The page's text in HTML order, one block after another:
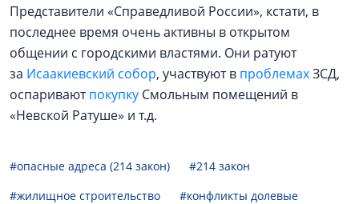
Представители «Справедливой России», кстати, в
последнее время очень активны в открытом
общении с городскими властями. Они ратуют
за Исаакиевский собор, участвуют в проблемахЗСД,
оспариваютпокупку Смольным помещений в
«Невской Ратуше» и т.д.
#опасные адреса (214 закон)
#214 закон
#жилищное строительство
#конфликты долевые